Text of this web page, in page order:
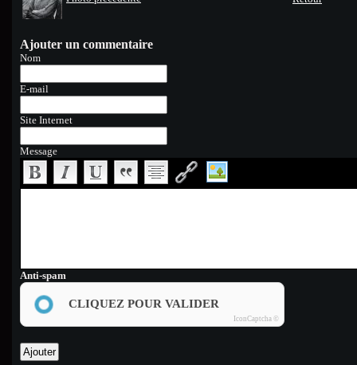
Ajouter un commentaire
Nom
E-mail
Site Internet
Message
Anti-spam
CLIQUEZ POUR VALIDER
IconCaptcha ©